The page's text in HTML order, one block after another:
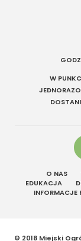
W
O NAS
EDUKACJA
INFORMACJE
© 2018 Miejski